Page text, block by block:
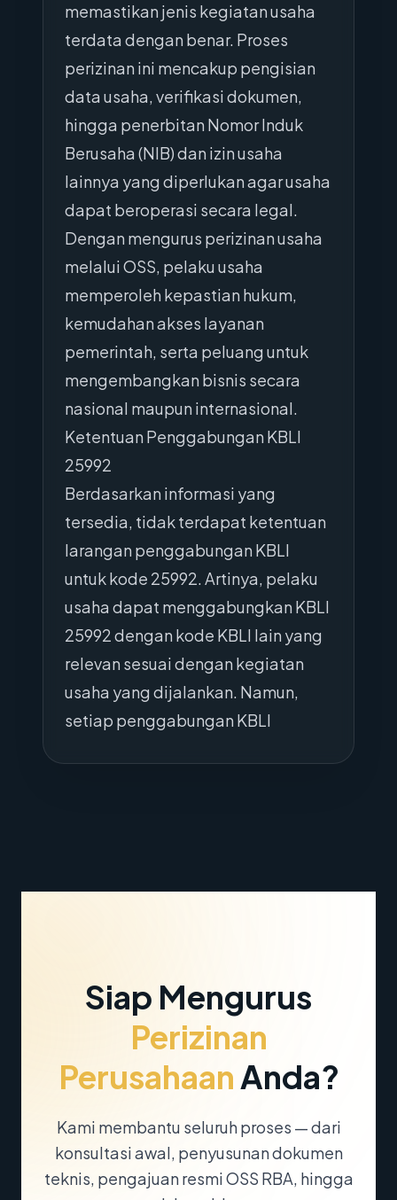
memastikan jenis kegiatan usaha
terdata dengan benar. Proses
perizinan ini mencakup pengisian
data usaha, verifikasi dokumen,
hingga penerbitan Nomor Induk
Berusaha (NIB) dan izin usaha
lainnya yang diperlukan agar usaha
dapat beroperasi secara legal.
Dengan mengurus perizinan usaha
melalui OSS, pelaku usaha
memperoleh kepastian hukum,
kemudahan akses layanan
pemerintah, serta peluang untuk
mengembangkan bisnis secara
nasional maupun internasional.
Ketentuan Penggabungan KBLI
25992
Berdasarkan informasi yang
tersedia, tidak terdapat ketentuan
larangan penggabungan KBLI
untuk kode 25992. Artinya, pelaku
usaha dapat menggabungkan KBLI
25992 dengan kode KBLI lain yang
relevan sesuai dengan kegiatan
usaha yang dijalankan. Namun,
setiap penggabungan KBLI
Siap Mengurus
Perizinan
PerusahaanAnda?
Kami membantu seluruh proses — dari
konsultasi awal, penyusunan dokumen
teknis, pengajuan resmi OSS RBA, hingga